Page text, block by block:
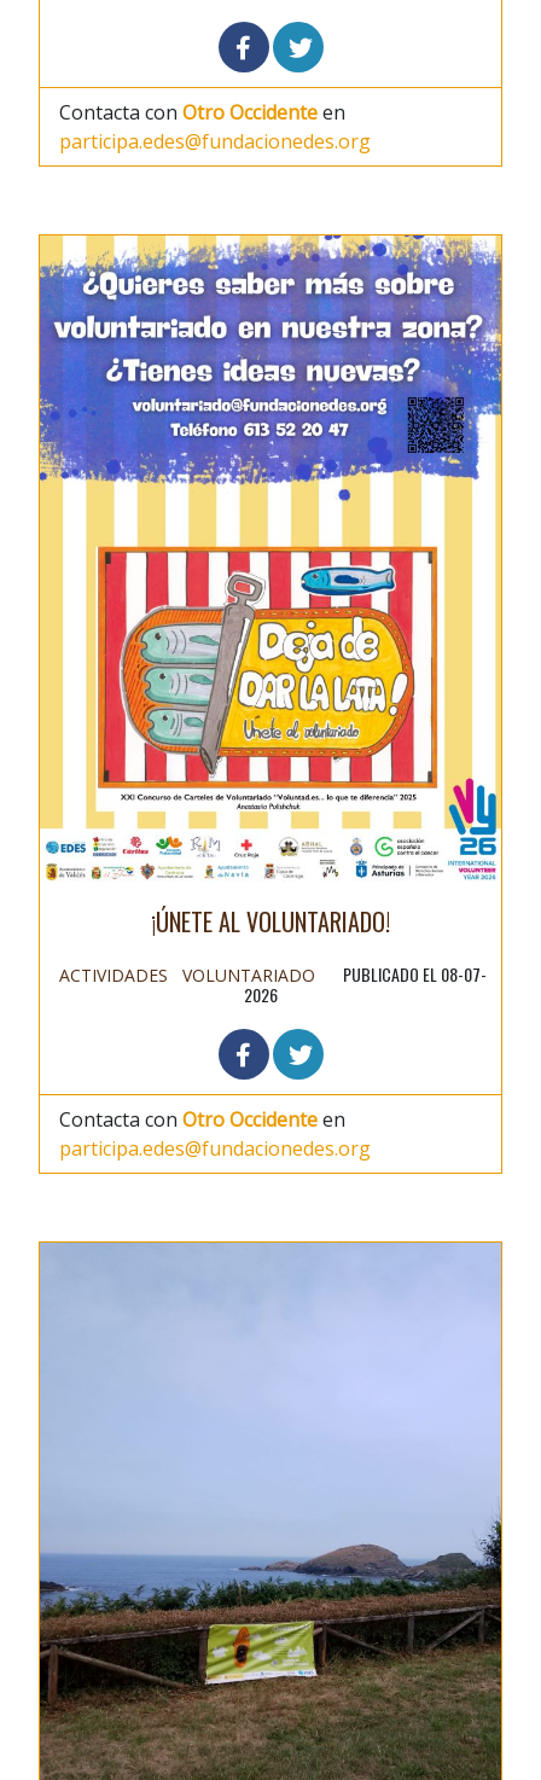
Contacta con Otro Occidenteen
participa.edes@fundacionedes.org
¡ÚNETE AL VOLUNTARIADO!
ACTIVIDADES VOLUNTARIADO
PUBLICADO EL 08-07-
2026
Contacta con Otro Occidenteen
participa.edes@fundacionedes.org